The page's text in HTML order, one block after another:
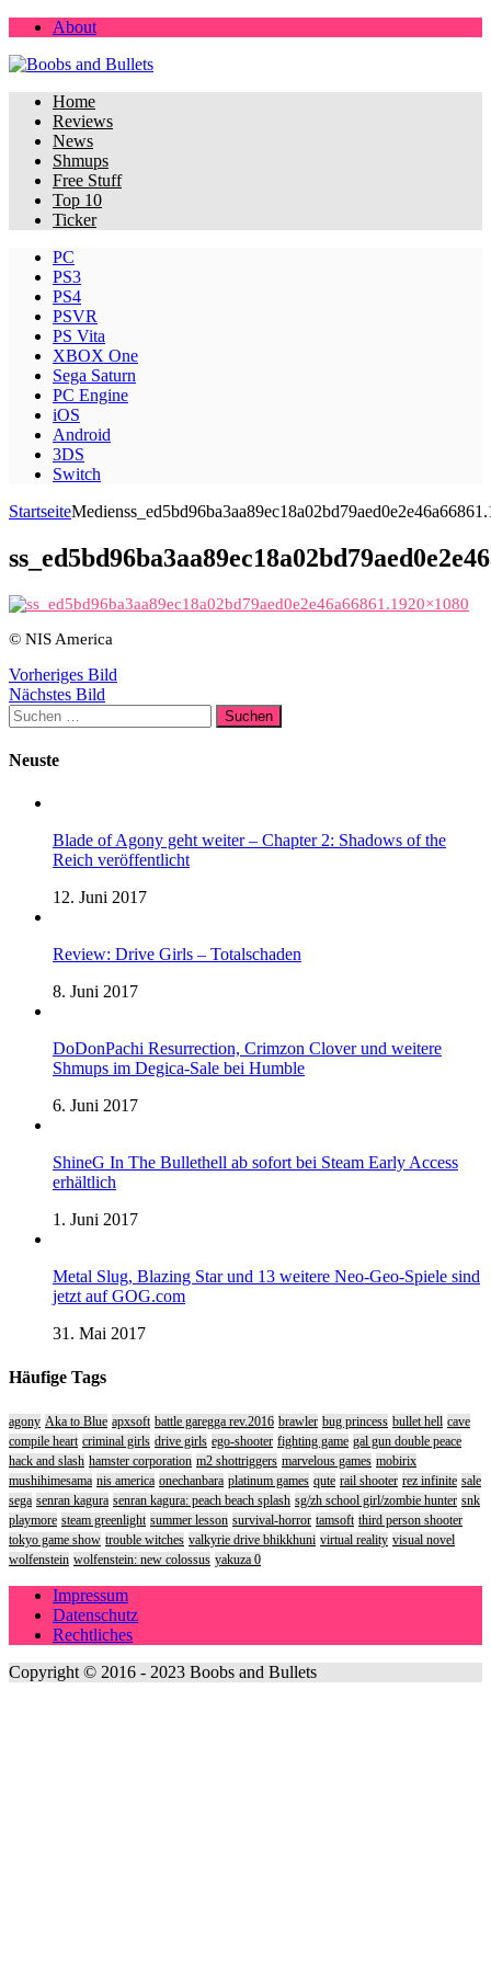
About
Home
Reviews
News
Shmups
Free Stuff
Top 10
Ticker
PC
PS3
PS4
PSVR
PS Vita
XBOX One
Sega Saturn
PC Engine
iOS
Android
3DS
Switch
StartseiteMedien
© NIS America
Vorheriges Bild
Nächstes Bild
Suchen
nach:
Neuste
Blade of Agony geht weiter – Chapter 2: Shadows of the
Reich veröffentlicht
12. Juni 2017
Review: Drive Girls – Totalschaden
8. Juni 2017
DoDonPachi Resurrection, Crimzon Clover und weitere
Shmups im Degica-Sale bei Humble
6. Juni 2017
ShineG In The Bullethell ab sofort bei Steam Early Access
erhältlich
1. Juni 2017
Metal Slug, Blazing Star und 13 weitere Neo-Geo-Spiele sind
jetzt auf GOG.com
31. Mai 2017
Häufige Tags
agony Aka to Blue apxsoft battle garegga rev.2016 brawler bug princess bullet hell cave
compile heart criminal girls drive girls ego-shooter fighting game gal gun double peace
hack and slash hamster corporation m2 shottriggers marvelous games mobirix
mushihimesama nis america onechanbara platinum games qute rail shooter rez infinite sale
sega senran kagura senran kagura: peach beach splash sg/zh school girl/zombie hunter snk
playmore steam greenlight summer lesson survival-horror tamsoft third person shooter
tokyo game show trouble witches valkyrie drive bhikkhuni virtual reality visual novel
wolfenstein wolfenstein: new colossus yakuza 0
Impressum
Datenschutz
Rechtliches
Copyright © 2016 - 2023 Boobs and Bullets